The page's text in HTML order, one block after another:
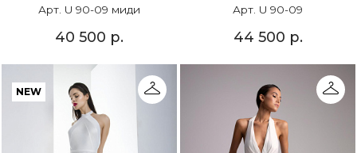
Арт. U 90-09 миди
40 500 р.
Арт. U 90-09
44 500 р.
NEW